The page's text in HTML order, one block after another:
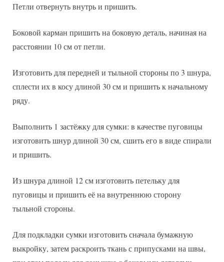
Петли отвернуть внутрь и пришить.
Боковой карман пришить на боковую деталь, начиная на
расстоянии 10 см от петли.
Изготовить для передней и тыльной стороны по 3 шнура,
сплести их в косу длиной 30 см и пришить к начальному
ряду.
Выполнить 1 застёжку для сумки: в качестве пуговицы
изготовить шнур длиной 30 см, сшить его в виде спирали
и пришить.
Из шнура длиной 12 см изготовить петельку для
пуговицы и пришить её на внутреннюю сторону
тыльной стороны.
Для подкладки сумки изготовить сначала бумажную
выкройку, затем раскроить ткань с припусками на швы,